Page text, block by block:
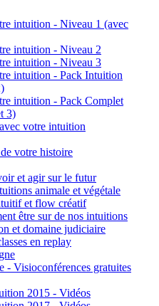
intuition - Niveau 1 (avec
intuition - Niveau 2
intuition - Niveau 3
intuition - Pack Intuition
intuition - Pack Complet
3)
votre intuition
votre histoire
et agir sur le futur
animale et végétale
et flow créatif
être sur de nos intuitions
et domaine judiciaire
en replay
- Visioconférences gratuites
2015 - Vidéos